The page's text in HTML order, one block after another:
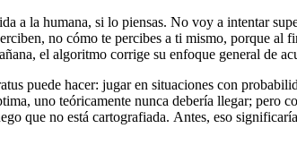
a la humana, si lo piensas. No voy a intentar
no cómo te percibes a ti mismo, porque al
el algoritmo corrige su enfoque general de
puede hacer: jugar en situaciones con
uno teóricamente nunca debería llegar; pero
que no está cartografiada. Antes, eso